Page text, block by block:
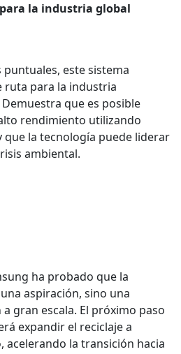
la industria global
puntuales, este sistema
ruta para la industria
que es posible
rendimiento utilizando
que la tecnología puede liderar
ambiental.
ha probado que la
aspiración, sino una
gran escala. El próximo paso
expandir el reciclaje a
acelerando la transición hacia